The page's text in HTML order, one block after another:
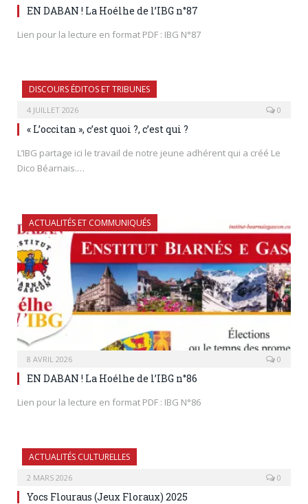
EN DABAN ! La Hoélhe de l’IBG n°87
Lien pour la lecture en format PDF : IBG N°87
DISCOURS ÉDITOS ET TRIBUNES
4 JUILLET 2026 0
« L’occitan », c’est quoi ?, c’est qui ?
L’IBG partage ici le travail de notre jeune adhérent qui a créé Le
Dico Béarnais.…
ACTUALITÉS ET COMMUNIQUÉS
8 AVRIL 2026 0
EN DABAN ! La Hoélhe de l’IBG n°86
Lien pour la lecture en format PDF : IBG N°86
ACTUALITÉS CULTURELLES
2 MARS 2026 0
Yocs Flouraus (Jeux Floraux) 2025